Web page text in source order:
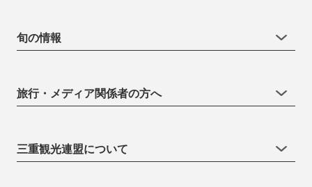
旬の情報
旅行・メディア関係者の方へ
三重観光連盟について